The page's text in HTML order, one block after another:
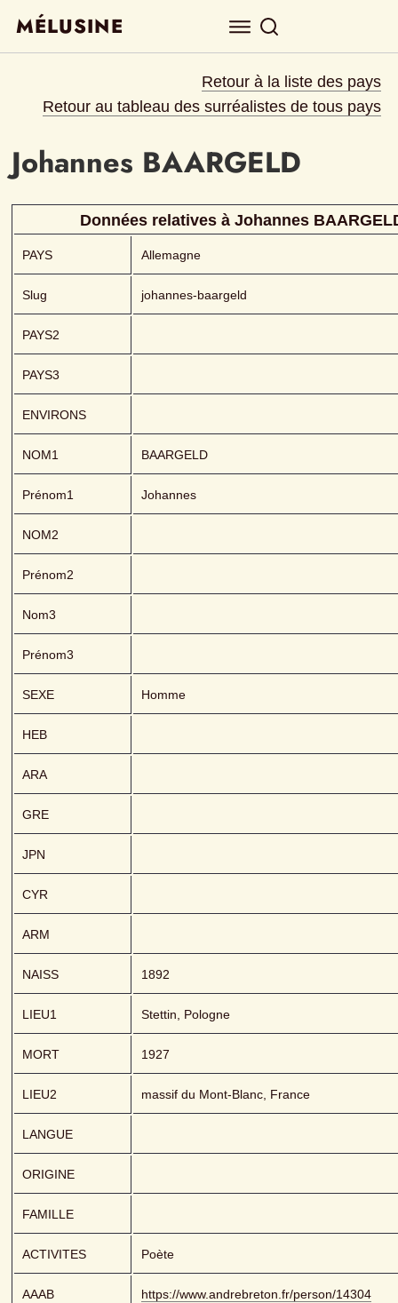
MÉLUSINE
Retour à la liste des pays
Retour au tableau des surréalistes de tous pays
Johannes BAARGELD
Données relatives à Johannes
PAYS Allemagne
Slug johannes-baargeld
PAYS2
PAYS3
ENVIRONS
NOM1 BAARGELD
Prénom1 Johannes
NOM2
Prénom2
Nom3
Prénom3
SEXE Homme
HEB
ARA
GRE
JPN
CYR
ARM
NAISS 1892
LIEU1 Stettin, Pologne
MORT 1927
LIEU2 massif du Mont-Blanc, France
LANGUE
ORIGINE
FAMILLE
ACTIVITES Poète
AAAB https://www.andrebreton.fr/person/14304